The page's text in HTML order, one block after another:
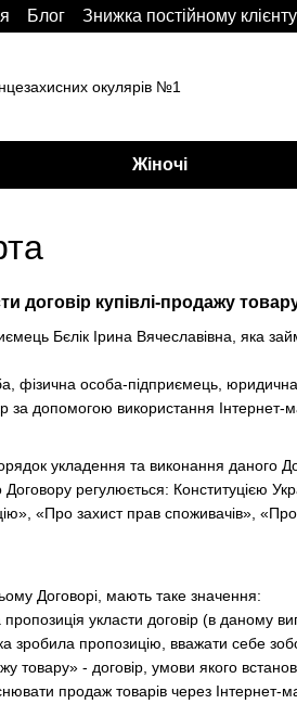
Блoг Знижка постійному клієнту
окулярів №1
Жіночі
договір купівлі-продажу
Бєлік Ірина Вячеславівна, яка
фізична особа-підприємець, юридична
допомогою використання Інтернет-
укладення та виконання даного
регулюється: Конституцією
«Про захист прав споживачів»,
Договорі, мають таке значення:
укласти договір (в даному
зробила пропозицію, вважати себе
товару» - договір, умови якого
продаж товарів через Інтернет-